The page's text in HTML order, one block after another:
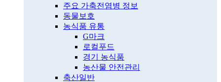
주요 가축전염병 정보
동물보호
농식품 유통
G마크
로컬푸드
경기 농식품
농산물 안전관리
축산일반